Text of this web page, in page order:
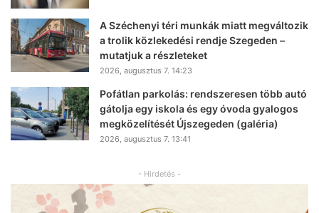
A Széchenyi téri munkák miatt megváltozik
a trolik közlekedési rendje Szegeden –
mutatjuk a részleteket
2026, augusztus 7. 14:23
Pofátlan parkolás: rendszeresen több autó
gátolja egy iskola és egy óvoda gyalogos
megközelítését Újszegeden (galéria)
2026, augusztus 7. 13:41
- Hirdetés -